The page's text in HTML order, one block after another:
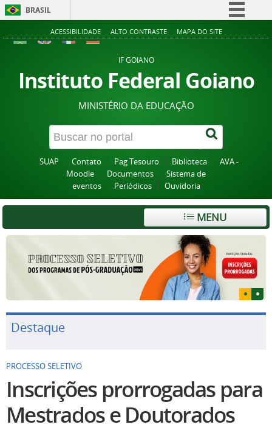
BRASIL
Simplifique!
Acesso à informação
Legislação
Canais
ACESSIBILIDADE ALTO CONTRASTE MAPA DO SITE
IF GOIANO
Instituto Federal Goiano
MINISTÉRIO DA EDUCAÇÃO
SUAP Contato Pag Tesouro Biblioteca
AVA -
Moodle
Documentos
Sistema de
eventos
Periódicos Ouvidoria
MENU
Destaque
PROCESSO SELETIVO
Inscrições prorrogadas para
Mestrados e Doutorados